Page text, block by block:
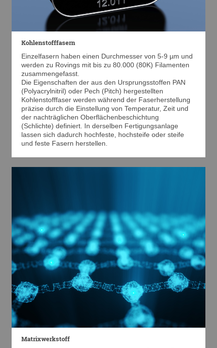
Kohlenstofffasern
Einzelfasern haben einen Durchmesser von 5-9 µm und
werden zu Rovings mit bis zu 80.000 (80K) Filamenten
zusammengefasst.
Die Eigenschaften der aus den Ursprungsstoffen PAN
(Polyacrylnitril) oder Pech (Pitch) hergestellten
Kohlenstofffaser werden während der Faserherstellung
präzise durch die Einstellung von Temperatur, Zeit und
der nachträglichen Oberflächenbeschichtung
(Schlichte) definiert. In derselben Fertigungsanlage
lassen sich dadurch hochfeste, hochsteife oder steife
und feste Fasern herstellen.
Matrixwerkstoff